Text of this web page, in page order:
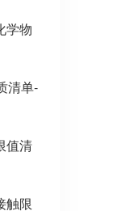
学物
清单-
值清
触限